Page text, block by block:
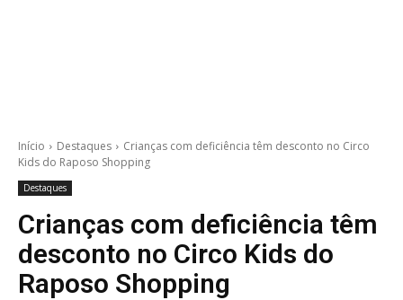
Início Destaques
Crianças com deficiência têm desconto no Circo
Kids do Raposo Shopping
Destaques
Crianças com deficiência têm
desconto no Circo Kids do
Raposo Shopping